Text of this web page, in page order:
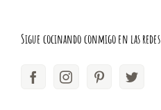
Sigue cocinando conmigo en las redes